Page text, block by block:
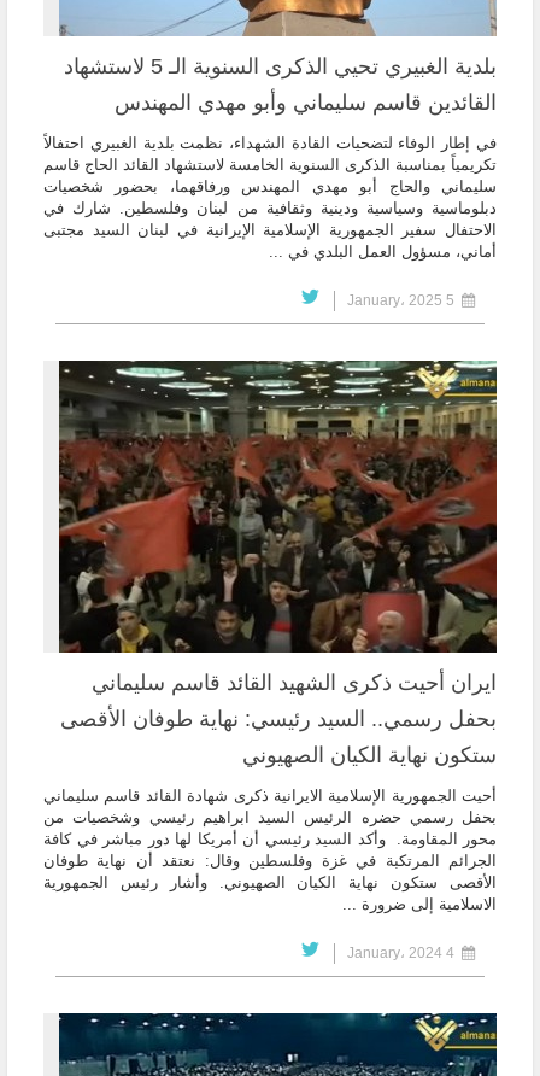
بلدية الغبيري تحيي الذكرى السنوية الـ 5 لاستشهاد
القائدين قاسم سليماني وأبو مهدي المهندس
في إطار الوفاء لتضحيات القادة الشهداء، نظمت بلدية الغبيري احتفالاً
تكريمياً بمناسبة الذكرى السنوية الخامسة لاستشهاد القائد الحاج قاسم
سليماني والحاج أبو مهدي المهندس ورفاقهما، بحضور شخصيات
دبلوماسية وسياسية ودينية وثقافية من لبنان وفلسطين. شارك في
الاحتفال سفير الجمهورية الإسلامية الإيرانية في لبنان السيد مجتبى
أماني، مسؤول العمل البلدي في ...
ايران أحيت ذكرى الشهيد القائد قاسم سليماني
بحفل رسمي.. السيد رئيسي: نهاية طوفان الأقصى
ستكون نهاية الكيان الصهيوني
أحيت الجمهورية الإسلامية الايرانية ذكرى شهادة القائد قاسم سليماني
بحفل رسمي حضره الرئيس السيد ابراهيم رئيسي وشخصيات من
محور المقاومة. وأكد السيد رئيسي أن أمريكا لها دور مباشر في كافة
الجرائم المرتكبة في غزة وفلسطين وقال: نعتقد أن نهاية طوفان
الأقصى ستكون نهاية الكيان الصهيوني. وأشار رئيس الجمهورية
الاسلامية إلى ضرورة ...